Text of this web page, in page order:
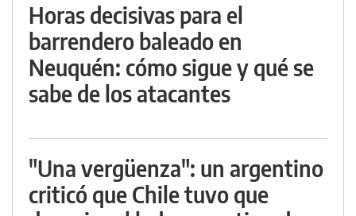
Horas decisivas para el
barrendero baleado en
Neuquén: cómo sigue y qué se
sabe de los atacantes
"Una vergüenza": un argentino
criticó que Chile tuvo que